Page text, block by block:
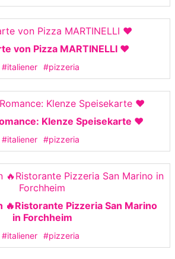
von Pizza MARTINELLI ❤️
#italiener #pizzeria
Klenze Speisekarte ❤️
#italiener #pizzeria
🔥Ristorante Pizzeria San Marino
in Forchheim
#italiener #pizzeria